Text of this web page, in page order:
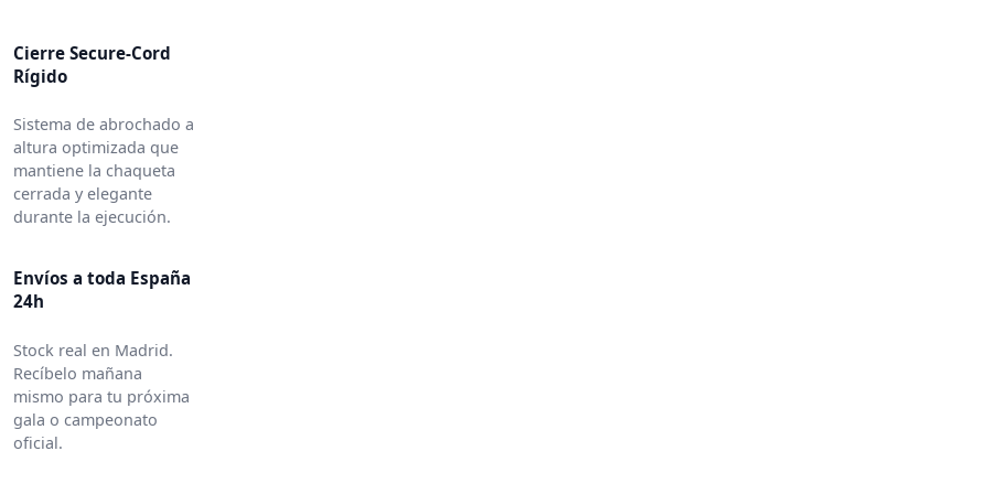
Cierre Secure-Cord
Rígido
Sistema de abrochado a
altura optimizada que
mantiene la chaqueta
cerrada y elegante
durante la ejecución.
Envíos a toda España
24h
Stock real en Madrid.
Recíbelo mañana
mismo para tu próxima
gala o campeonato
oficial.